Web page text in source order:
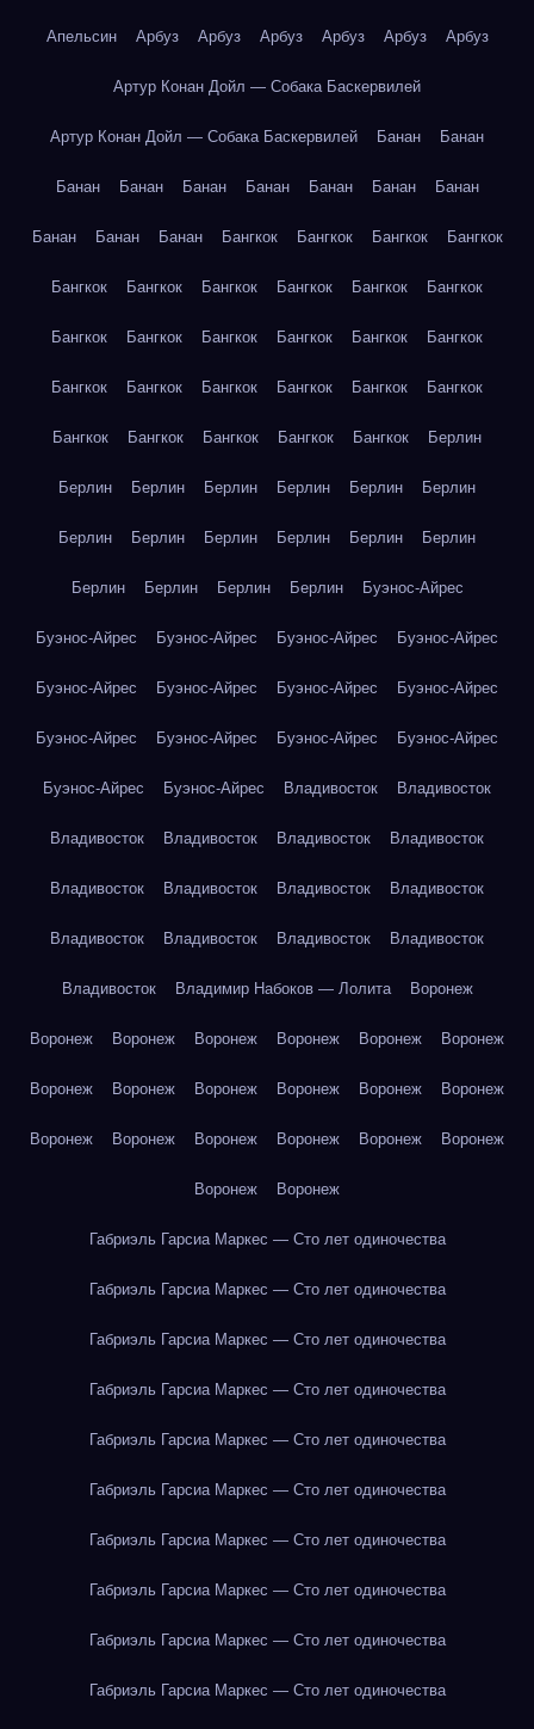
Апельсин Арбуз Арбуз Арбуз Арбуз Арбуз Арбуз
Артур Конан Дойл — Собака Баскервилей
Артур Конан Дойл — Собака Баскервилей Банан Банан
Банан Банан Банан Банан Банан Банан Банан
Банан Банан Банан Бангкок Бангкок Бангкок Бангкок
Бангкок Бангкок Бангкок Бангкок Бангкок Бангкок
Бангкок Бангкок Бангкок Бангкок Бангкок Бангкок
Бангкок Бангкок Бангкок Бангкок Бангкок Бангкок
Бангкок Бангкок Бангкок Бангкок Бангкок Берлин
Берлин Берлин Берлин Берлин Берлин Берлин
Берлин Берлин Берлин Берлин Берлин Берлин
Берлин Берлин Берлин Берлин Буэнос-Айрес
Буэнос-Айрес Буэнос-Айрес Буэнос-Айрес Буэнос-Айрес
Буэнос-Айрес Буэнос-Айрес Буэнос-Айрес Буэнос-Айрес
Буэнос-Айрес Буэнос-Айрес Буэнос-Айрес Буэнос-Айрес
Буэнос-Айрес Буэнос-Айрес Владивосток Владивосток
Владивосток Владивосток Владивосток Владивосток
Владивосток Владивосток Владивосток Владивосток
Владивосток Владивосток Владивосток Владивосток
Владивосток Владимир Набоков — Лолита Воронеж
Воронеж Воронеж Воронеж Воронеж Воронеж Воронеж
Воронеж Воронеж Воронеж Воронеж Воронеж Воронеж
Воронеж Воронеж Воронеж Воронеж Воронеж Воронеж
Воронеж Воронеж
Габриэль Гарсиа Маркес — Сто лет одиночества
Габриэль Гарсиа Маркес — Сто лет одиночества
Габриэль Гарсиа Маркес — Сто лет одиночества
Габриэль Гарсиа Маркес — Сто лет одиночества
Габриэль Гарсиа Маркес — Сто лет одиночества
Габриэль Гарсиа Маркес — Сто лет одиночества
Габриэль Гарсиа Маркес — Сто лет одиночества
Габриэль Гарсиа Маркес — Сто лет одиночества
Габриэль Гарсиа Маркес — Сто лет одиночества
Габриэль Гарсиа Маркес — Сто лет одиночества